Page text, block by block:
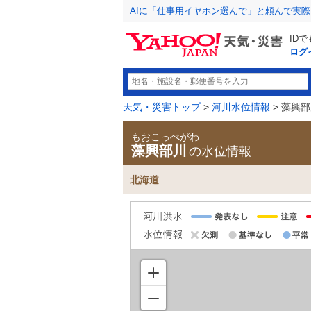
AIに「仕事用イヤホン選んで」と頼んで実
ID
ログ
天気・災害トップ> 河川水位情報 > 藻興
もおこっぺがわ
藻興部川 の水位情報
北海道